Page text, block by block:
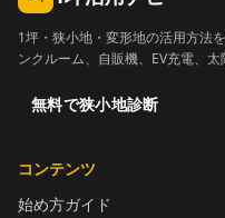
1坪・狭小地・変形地の活用方法
ンクルーム、自販機、EV充電、太
無料で狭小地診断
コンテンツ
始め方ガイド